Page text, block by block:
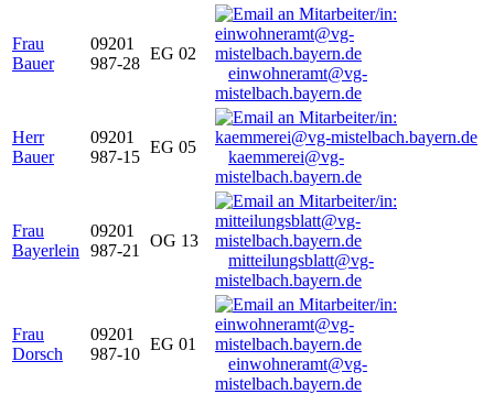
Frau
Bauer
09201
987-28
EG 02
einwohneramt@vg-
mistelbach.bayern.de
Herr
Bauer
09201
987-15
EG 05
kaemmerei@vg-
mistelbach.bayern.de
Frau
Bayerlein
09201
987-21
OG 13
mitteilungsblatt@vg-
mistelbach.bayern.de
Frau
Dorsch
09201
987-10
EG 01
einwohneramt@vg-
mistelbach.bayern.de